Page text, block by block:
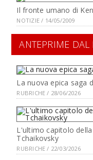
Il fronte umano di
NOTIZIE / 14/05/2009
ANTEPRIME DAL
La nuova epica saga
RUBRICHE / 28/06/2026
L'ultimo capitolo
Tchaikovsky
RUBRICHE / 22/03/2026